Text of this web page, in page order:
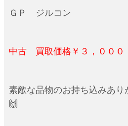
ＧＰ ジルコン
中古 買取価格￥３，０００
素敵な品物のお持ち込みあ
🙌